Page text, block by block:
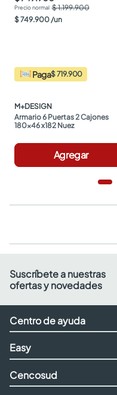
$ 1.199.900
$749.900 /un
Paga$ 719.900
M+DESIGN
Armario 6 Puertas 2 Cajones
180x46 x182 Nuez
Agregar
Suscríbete a nuestras
ofertas y novedades
Centro de ayuda
Easy
Cencosud